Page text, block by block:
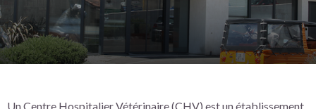
Un Centre Hospitalier Vétérinaire (CHV) est un établissement